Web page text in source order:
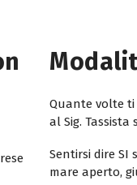
Quante volte ti
al Sig. Tassista
Sentirsi dire SI
mare aperto,